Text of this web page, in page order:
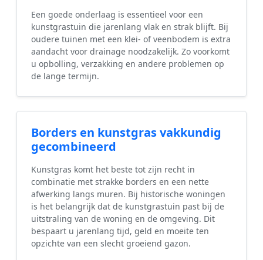
Een goede onderlaag is essentieel voor een
kunstgrastuin die jarenlang vlak en strak blijft. Bij
oudere tuinen met een klei- of veenbodem is extra
aandacht voor drainage noodzakelijk. Zo voorkomt
u opbolling, verzakking en andere problemen op
de lange termijn.
Borders en kunstgras vakkundig
gecombineerd
Kunstgras komt het beste tot zijn recht in
combinatie met strakke borders en een nette
afwerking langs muren. Bij historische woningen
is het belangrijk dat de kunstgrastuin past bij de
uitstraling van de woning en de omgeving. Dit
bespaart u jarenlang tijd, geld en moeite ten
opzichte van een slecht groeiend gazon.